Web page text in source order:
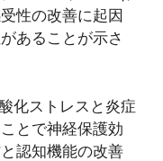
性の改善に起因
あることが示さ
化ストレスと炎症
とで神経保護効
認知機能の改善